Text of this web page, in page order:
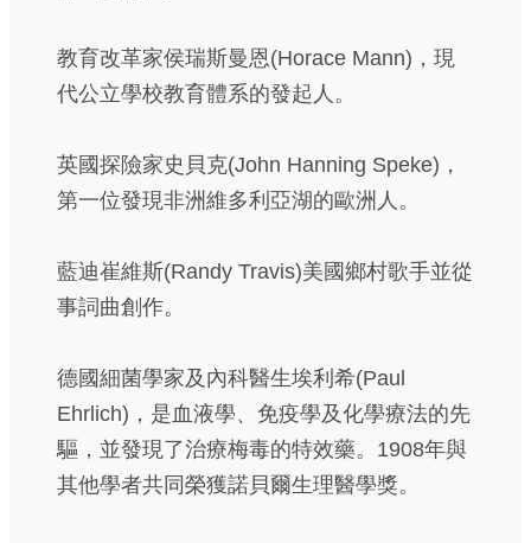
教育改革家侯瑞斯曼恩(Horace Mann)，現
代公立學校教育體系的發起人。
英國探險家史貝克(John Hanning Speke)，
第一位發現非洲維多利亞湖的歐洲人。
藍迪崔維斯(Randy Travis)美國鄉村歌手並從
事詞曲創作。
德國細菌學家及內科醫生埃利希(Paul
Ehrlich)，是血液學、免疫學及化學療法的先
驅，並發現了治療梅毒的特效藥。1908年與
其他學者共同榮獲諾貝爾生理醫學獎。